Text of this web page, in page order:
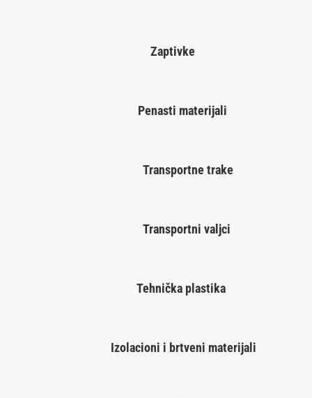
Zaptivke
Penasti materijali
Transportne trake
Transportni valjci
Tehnička plastika
Izolacioni i brtveni materijali